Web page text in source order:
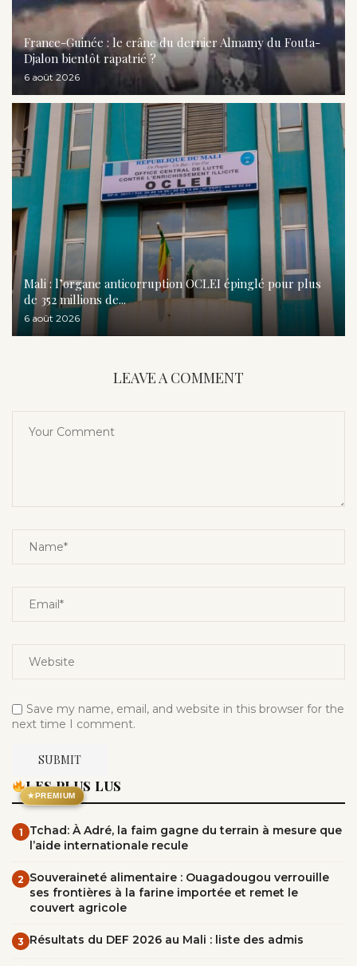
France-Guinée : le crâne du dernier Almamy du Fouta-
Djalon bientôt rapatrié ?
6 août 2026
Mali : l’organe anticorruption OCLEI épinglé pour plus
de 352 millions de...
6 août 2026
LEAVE A COMMENT
Save my name, email, and website in this browser for the
next time I comment.
★PREMIUM
LES PLUS LUS
1
Tchad: À Adré, la faim gagne du terrain à mesure que
l’aide internationale recule
2 Souveraineté alimentaire : Ouagadougou verrouille
ses frontières à la farine importée et remet le
couvert agricole
3 Résultats du DEF 2026 au Mali : liste des admis